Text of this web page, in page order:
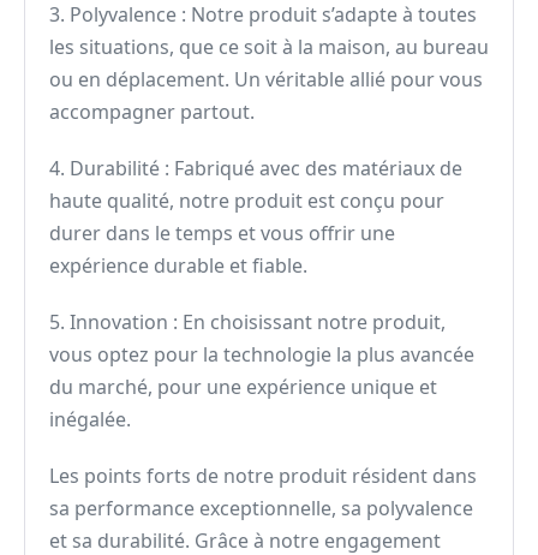
3. Polyvalence : Notre produit s’adapte à toutes
les situations, que ce soit à la maison, au bureau
ou en déplacement. Un véritable allié pour vous
accompagner partout.
4. Durabilité : Fabriqué avec des matériaux de
haute qualité, notre produit est conçu pour
durer dans le temps et vous offrir une
expérience durable et fiable.
5. Innovation : En choisissant notre produit,
vous optez pour la technologie la plus avancée
du marché, pour une expérience unique et
inégalée.
Les points forts de notre produit résident dans
sa performance exceptionnelle, sa polyvalence
et sa durabilité. Grâce à notre engagement